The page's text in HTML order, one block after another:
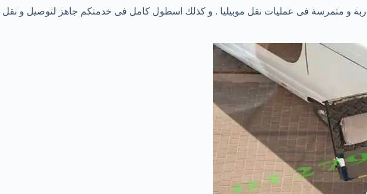
و متمرسة فى عمليات نقل موبيليا . و كذلك اسطول كامل فى خدمتكم جاهز لتوصيل و نقل